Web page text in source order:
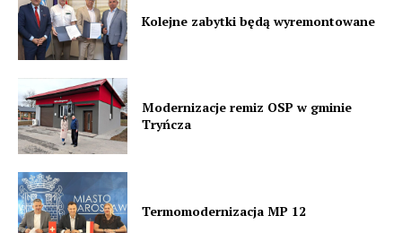
Kolejne zabytki będą wyremontowane
Modernizacje remiz OSP w gminie
Tryńcza
Termomodernizacja MP 12